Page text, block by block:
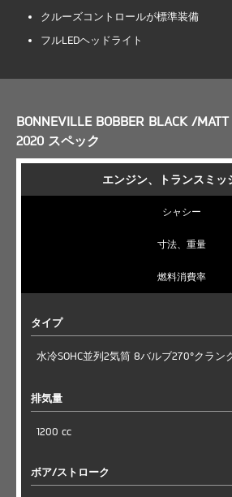
クルーズコントロールが標準装備
フルLEDヘッドライト
BONNEVILLE BOBBER BLACK /MATT
2020 スペック
エンジン、トランスミッ
シャシー
寸法、重量
燃料消費率
タイプ
水冷SOHC並列2気筒 8バルブ270°クラン
排気量
1200 cc
ボア/ストローク